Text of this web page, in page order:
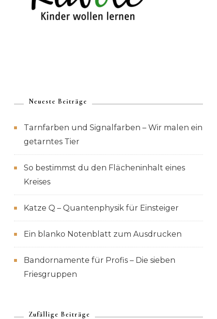
Neueste Beiträge
Tarnfarben und Signalfarben – Wir malen ein
getarntes Tier
So bestimmst du den Flächeninhalt eines
Kreises
Katze Q – Quantenphysik für Einsteiger
Ein blanko Notenblatt zum Ausdrucken
Bandornamente für Profis – Die sieben
Friesgruppen
Zufällige Beiträge